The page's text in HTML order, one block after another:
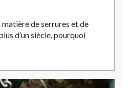
matière de serrures et de
d’un siècle, pourquoi